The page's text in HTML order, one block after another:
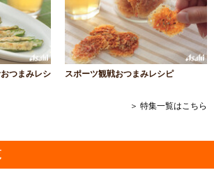
つまみレシ
スポーツ観戦おつまみレシピ
＞ 特集一覧はこちら